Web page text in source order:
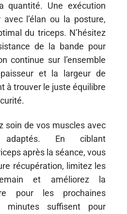
quantité. Une exécution
l’élan ou la posture,
du triceps. N’hésitez
de la bande pour
continue sur l’ensemble
et la largeur de
à trouver le juste équilibre
soin de vos muscles avec
En ciblant
après la séance, vous
récupération, limitez les
et améliorez la
pour les prochaines
minutes suffisent pour